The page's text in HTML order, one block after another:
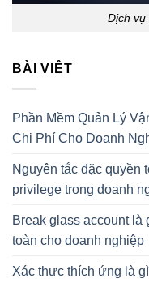
Dịch vụ
BÀI VIÊT
Phần Mềm Quản Lý
Chi Phí Cho Doanh
Nguyên tắc đặc quyền
privilege trong doanh
Break glass account là
toàn cho doanh nghiệp
Xác thực thích ứng là